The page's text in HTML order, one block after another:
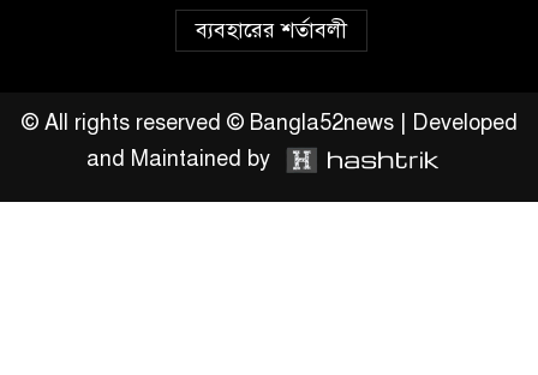
লুটপাট ও পাচারমুখী বাজেট
সংশোধনের দাবিতে ফরিদগঞ্জে
উঠান বৈঠক
ব্যবহারের শর্তাবলী
© All rights reserved © Bangla52news | Developed
and Maintained by